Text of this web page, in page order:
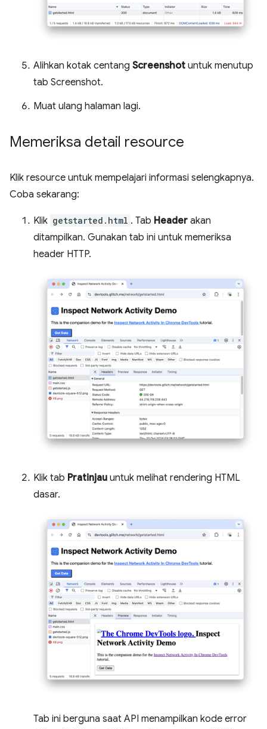
Alihkan kotak centang Screenshot untuk menutup
tab Screenshot.
Muat ulang halaman lagi.
Memeriksa detail resource
Klik resource untuk mempelajari informasi selengkapnya.
Coba sekarang:
Klik getstarted.html . Tab Header akan
ditampilkan. Gunakan tab ini untuk memeriksa
header HTTP.
Klik tab Pratinjau untuk melihat rendering HTML
dasar.
Tab ini berguna saat API menampilkan kode error